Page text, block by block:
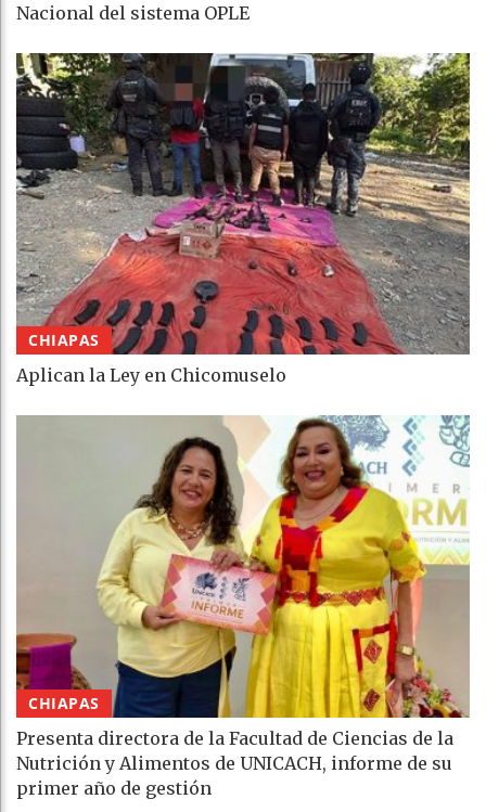
Nacional del sistema OPLE
CHIAPAS
Aplican la Ley en Chicomuselo
CHIAPAS
Presenta directora de la Facultad de Ciencias de la
Nutrición y Alimentos de UNICACH, informe de su
primer año de gestión